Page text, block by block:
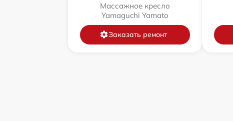
Массажное кресло
Yamaguchi Yamato
Заказать ремонт